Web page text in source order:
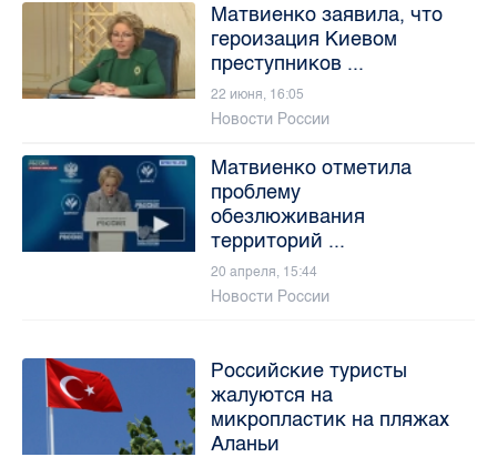
Матвиенко заявила, что
героизация Киевом
преступников ...
22 июня, 16:05
Новости России
Матвиенко отметила
проблему
обезлюживания
территорий ...
20 апреля, 15:44
Новости России
Российские туристы
жалуются на
микропластик на пляжах
Аланьи